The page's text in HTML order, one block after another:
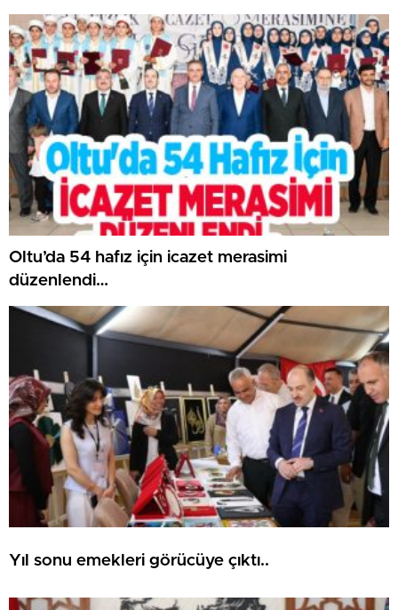
Oltu’da 54 hafız için icazet merasimi
düzenlendi…
Yıl sonu emekleri görücüye çıktı..